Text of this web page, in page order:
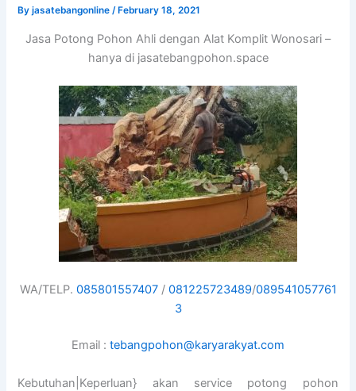
Byjasatebangonline/ February 18, 2021
Jasa Potong Pohon Ahli dengan Alat Komplit Wonosari –
hanya di jasatebangpohon.space
WA/TELP. 085801557407/ 081225723489/089541057761
3
Email : tebangpohon@karyarakyat.com
Kebutuhan|Keperluan} akan service potong pohon